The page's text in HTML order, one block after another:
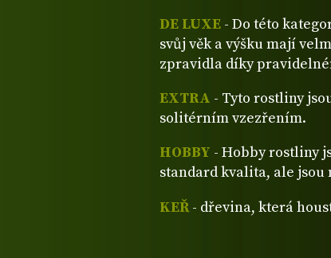
DE LUXE - Do této
svůj věk a výšku mají
zpravidla díky
EXTRA - Tyto rostliny
solitérním vzezřením.
HOBBY - Hobby rostliny
standard kvalita, ale jsou
KEŘ- dřevina, která